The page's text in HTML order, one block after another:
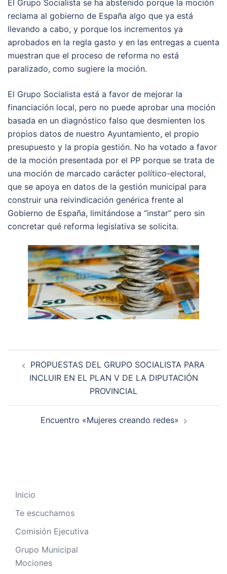
El Grupo Socialista se ha abstenido porque la moción
reclama al gobierno de España algo que ya está
llevando a cabo, y porque los incrementos ya
aprobados en la regla gasto y en las entregas a cuenta
muestran que el proceso de reforma no está
paralizado, como sugiere la moción.
El Grupo Socialista está a favor de mejorar la
financiación local, pero no puede aprobar una moción
basada en un diagnóstico falso que desmienten los
propios datos de nuestro Ayuntamiento, el propio
presupuesto y la propia gestión. No ha votado a favor
de la moción presentada por el PP porque se trata de
una moción de marcado carácter político-electoral,
que se apoya en datos de la gestión municipal para
construir una reivindicación genérica frente al
Gobierno de España, limitándose a “instar” pero sin
concretar qué reforma legislativa se solicita.
PROPUESTAS DEL GRUPO SOCIALISTA PARA
INCLUIR EN EL PLAN V DE LA DIPUTACIÓN
PROVINCIAL
Encuentro «Mujeres creando redes»
Inicio
Te escuchamos
Comisión Ejecutiva
Grupo Municipal
Mociones